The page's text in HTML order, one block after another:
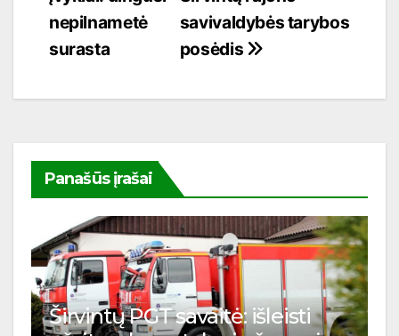
įrašų
savivaldybės tarybos
posėdis
nepilnametė
surasta
Panašūs įrašai
Širvintų PGT savaitė: išleisti